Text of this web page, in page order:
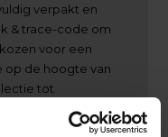
verpakt en
& trace-code om
voor een
op de hoogte van
tot
wanneer je